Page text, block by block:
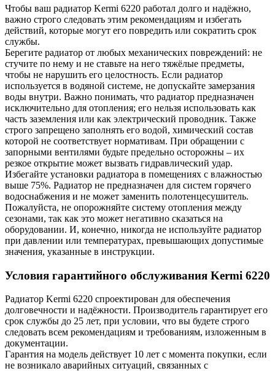
Чтобы ваш радиатор Kermi 6220 работал долго и надёжно,
важно строго следовать этим рекомендациям и избегать
действий, которые могут его повредить или сократить срок
службы.
Берегите радиатор от любых механических повреждений: не
стучите по нему и не ставьте на него тяжёлые предметы,
чтобы не нарушить его целостность. Если радиатор
используется в водяной системе, не допускайте замерзания
воды внутри. Важно понимать, что радиатор предназначен
исключительно для отопления; его нельзя использовать как
часть заземления или как электрический проводник. Также
строго запрещено заполнять его водой, химический состав
которой не соответствует нормативам. При обращении с
запорными вентилями будьте предельно осторожны – их
резкое открытие может вызвать гидравлический удар.
Избегайте установки радиатора в помещениях с влажностью
выше 75%. Радиатор не предназначен для систем горячего
водоснабжения и не может заменить полотенцесушитель.
Пожалуйста, не опорожняйте систему отопления между
сезонами, так как это может негативно сказаться на
оборудовании. И, конечно, никогда не используйте радиатор
при давлении или температурах, превышающих допустимые
значения, указанные в инструкции.
Условия гарантийного обслуживания Kermi 6220
Радиатор Kermi 6220 спроектирован для обеспечения
долговечности и надёжности. Производитель гарантирует его
срок службы до 25 лет, при условии, что вы будете строго
следовать всем рекомендациям и требованиям, изложенным в
документации.
Гарантия на модель действует 10 лет с момента покупки, если
не возникало аварийных ситуаций, связанных с